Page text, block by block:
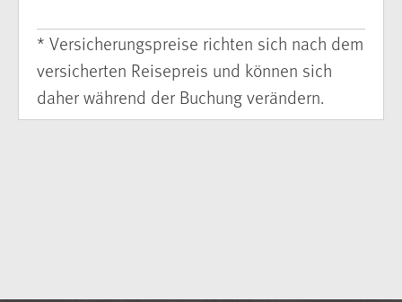
* Versicherungspreise richten sich nach dem
versicherten Reisepreis und können sich
daher während der Buchung verändern.